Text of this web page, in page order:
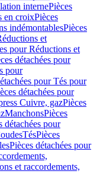
internePièces
en croixPièces
indémontablesPièces
et
pour Réductions et
détachées pour
pour
pour Tés pour
détachées pour
Cuivre, gazPièces
ManchonsPièces
détachées pour
TésPièces
Pièces détachées pour
et raccordements,